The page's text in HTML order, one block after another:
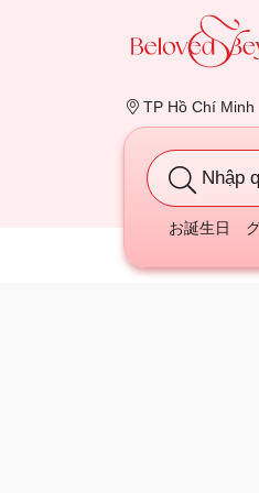
TP Hồ Chí Minh
Nhập
お誕生日